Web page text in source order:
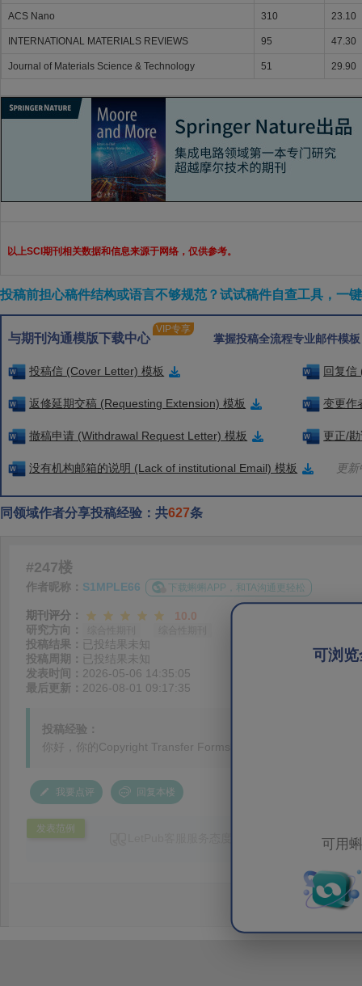
ACS Nano 310 23.10
INTERNATIONAL MATERIALS REVIEWS 95 47.30
Journal of Materials Science & Technology 51 29.90
以上SCI期刊相关数据和信息来源于网络，仅供参考。
投稿前担心稿件结构或语言不够规范？试试稿件自查工具，一
与期刊沟通模版下载中心
VIP专享
掌握投稿全流程专业邮件模
投稿信 (Cover Letter) 模板 回复信
返修延期交稿 (Requesting Extension) 模板 变更作
撤稿申请 (Withdrawal Request Letter) 模板 更正/
没有机构邮箱的说明 (Lack of institutional Email) 模板 更
同领域作者分享投稿经验：共627条
可浏
可用
#247楼
作者昵称： S1MPLE66 下载蝌蝌APP，和TA沟通更轻松
期刊评分：
10.0
研究方向：
投稿结果： 已投结果未知
投稿周期： 已投结果未知
发表时间： 2026-05-06 14:35:05
最后更新： 2026-08-01 09:17:35
投稿经验：
你好，你的Copyright Transfer Forms咋处理的，是只有通讯提
我要点评 回复本楼
发表范例
LetPub客服服务态度非常好，回复及时，专业